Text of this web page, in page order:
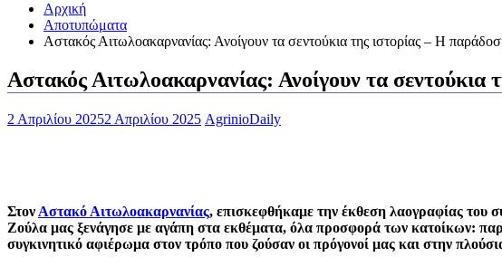
Αρχική
Αποτυπώματα
Αστακός Αιτωλοακαρνανίας: Ανοίγουν τα σεντούκια της ιστορίας – Η
Αστακός Αιτωλοακαρνανίας: Ανοίγουν τα
2 Απριλίου 20252 Απριλίου 2025 AgrinioDaily
Στον Αστακό Αιτωλοακαρνανίας, επισκεφθήκαμε την έκθεση λαογραφίας του
Ζούλα μας ξενάγησε με αγάπη στα εκθέματα, όλα προσφορά των κατοίκων:
συγκινητικό αφιέρωμα στον τρόπο που ζούσαν οι πρόγονοί μας και στην